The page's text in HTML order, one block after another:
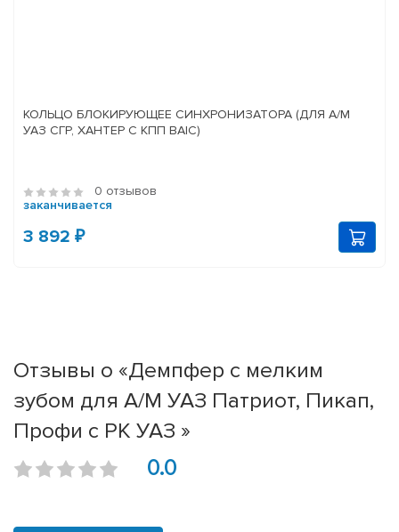
КОЛЬЦО БЛОКИРУЮЩЕЕ СИНХРОНИЗАТОРА (ДЛЯ А/М
УАЗ СГР, ХАНТЕР С КПП BAIC)
0 отзывов
заканчивается
3 892 ₽
Отзывы о «Демпфер с мелким
зубом для А/М УАЗ Патриот, Пикап,
Профи с РК УАЗ »
0.0